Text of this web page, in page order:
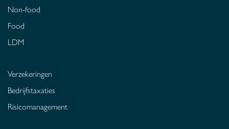
Non-food
Food
LDM
Verzekeringen
Bedrijfstaxaties
Risicomanagement